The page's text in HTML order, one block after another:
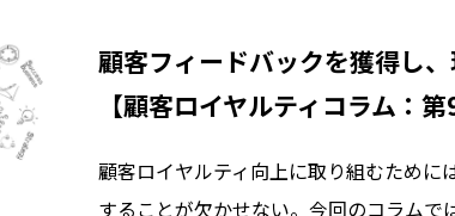
顧客フィードバックを獲得し、
【顧客ロイヤルティコラム：第
顧客ロイヤルティ向上に取り組むために
することが欠かせない。今回のコラムで